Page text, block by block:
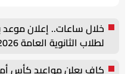
خلال ساعات.. إعلان موعد
لطلاب الثانوية العامة 2026